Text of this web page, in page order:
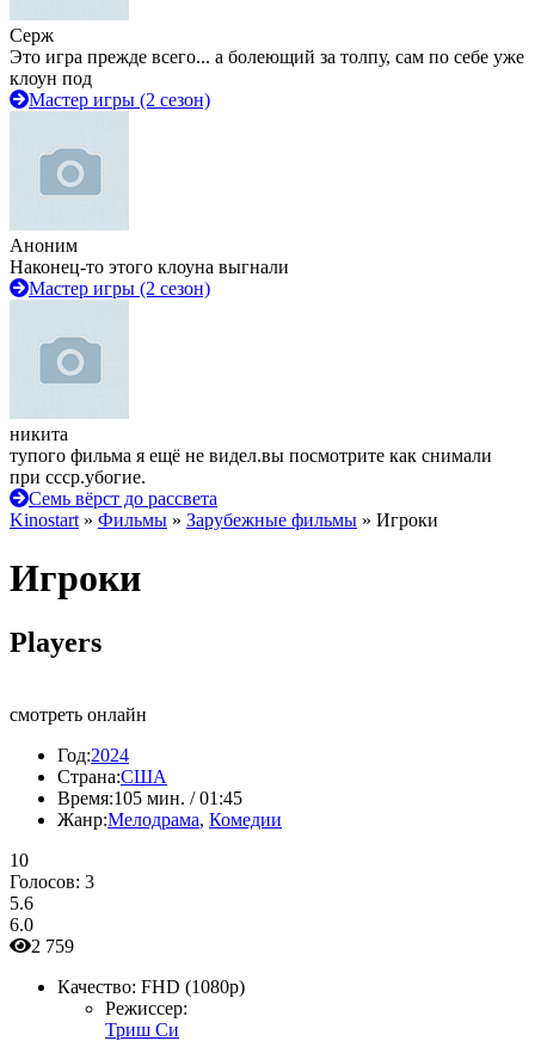
Серж
Это игра прежде всего... а болеющий за толпу, сам по себе уже
клоун под
Мастер игры (2 сезон)
Аноним
Наконец-то этого клоуна выгнали
Мастер игры (2 сезон)
никита
тупого фильма я ещё не видел.вы посмотрите как снимали
при ссср.убогие.
Семь вёрст до рассвета
Kinostart » Фильмы » Зарубежные фильмы » Игроки
Игроки
Players
смотреть онлайн
Год:2024
Страна:США
Время:105 мин. / 01:45
Жанр:Мелодрама, Комедии
10
Голосов: 3
5.6
6.0
2 759
Качество: FHD (1080p)
Режиссер:
Триш Си